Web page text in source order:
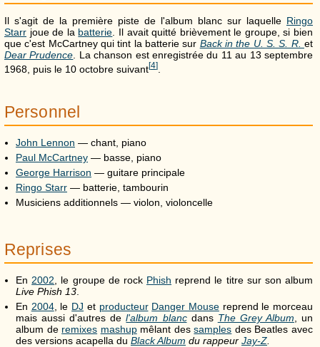
Il s'agit de la première piste de l'album blanc sur laquelle Ringo
Starr joue de la batterie . Il avait quitté brièvement le groupe, si bien
que c'est McCartney qui tint la batterie sur Back in the U. S. S. R.et
Dear Prudence . La chanson est enregistrée du 11 au 13 septembre
1968, puis le 10 octobre suivant[4]
Personnel
John Lennon — chant, piano
Paul McCartney — basse, piano
George Harrison — guitare principale
Ringo Starr — batterie, tambourin
Musiciens additionnels — violon, violoncelle
Reprises
En2002, le groupe de rock Phish reprend le titre sur son album
Live Phish 13.
En 2004, le DJ et producteur Danger Mousereprend le morceau
mais aussi d'autres del'album blancdans The Grey Album, un
album de remixes mashupmêlant dessamples des Beatles avec
des versions acapella du Black Album du rappeur Jay-Z.